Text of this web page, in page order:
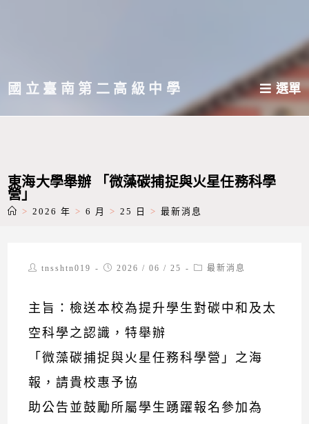
主國立臺南第二高級中學 選單
東海大學舉辦 「微藻碳捕捉與火星任務科學
營」
> 2026 年 > 6 月 > 25 日 > 最新消息
Posttnsshtn019
Post2026 / 06 / 25
Post最新消息
主旨：檢送本校為提升學生對碳中和及太
空科學之認識，特舉辦
「微藻碳捕捉與火星任務科學營」之海
報，請貴校惠予協
助公告並鼓勵所屬學生踴躍報名參加為